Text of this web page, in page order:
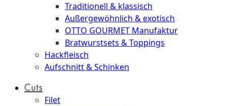
Traditionell & klassisch
Außergewöhnlich & exotisch
OTTO GOURMET Manufaktur
Bratwurstsets & Toppings
Hackfleisch
Aufschnitt & Schinken
Cuts
Filet